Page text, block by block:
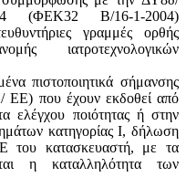
(ΦΕΚ32 Β/16-1-2004)
γραμμές ορθής
ιατροτεχνολογικών
πιστοποιητικά σήμανσης
ΕΕ) που έχουν εκδοθεί από
ελέγχου ποιότητας ή στην
κατηγορίας Ι, δήλωση
του κατασκευαστή, με τα
η καταλληλότητα των